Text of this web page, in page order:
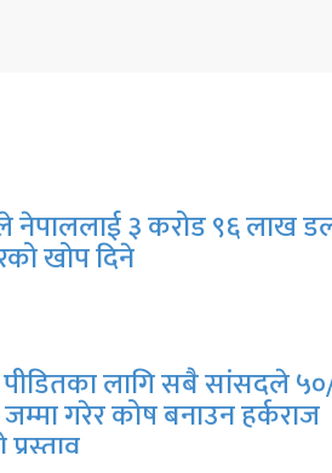
नेपाललाई ३ करोड ९६ लाख
खोप दिने
लागि सबै सांसदले
गरेर कोष बनाउन हर्कराज